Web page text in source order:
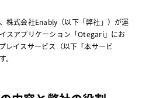
株式会社Enably（以下「弊社」）が運
スアプリケーション「Otegari」にお
レイスサービス（以下「本サービ